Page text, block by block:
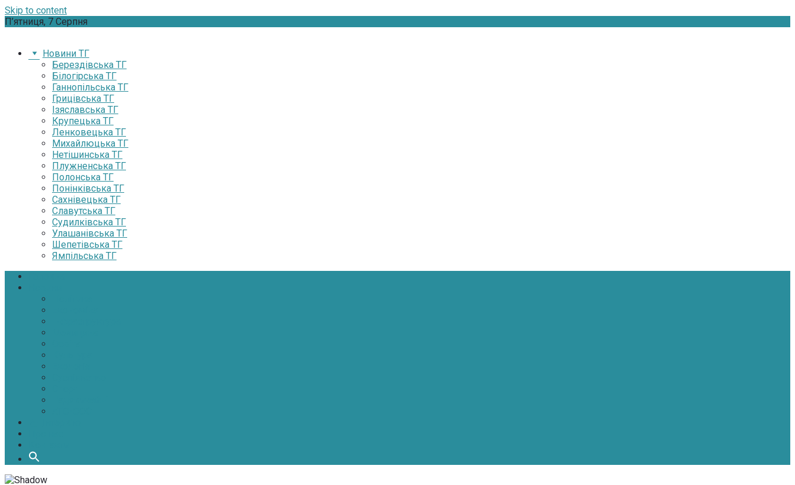
Skip to content
П’ятниця, 7 Серпня
Новини ТГ
Берездівська ТГ
Білогірська ТГ
Ганнопільська ТГ
Грицівська ТГ
Ізяславська ТГ
Крупецька ТГ
Ленковецька ТГ
Михайлюцька ТГ
Нетішинська ТГ
Плужненська ТГ
Полонська ТГ
Понінківська ТГ
Сахнівецька ТГ
Славутська ТГ
Судилківська ТГ
Улашанівська ТГ
Шепетівська ТГ
Ямпільська ТГ